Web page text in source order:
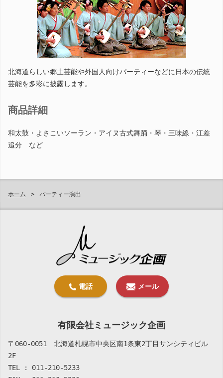
北海道らしい郷土芸能や外国人向けパーティーなどに日本の伝統
芸能を多彩に披露します。
商品詳細
和太鼓・よさこいソーラン・アイヌ古式舞踊・琴・三味線・江差
追分 など
ホーム パーティー演出
有限会社ミュージック企画
〒060-0051 北海道札幌市中央区南1条東2丁目サンシティビル
2F
TEL : 011-210-5233